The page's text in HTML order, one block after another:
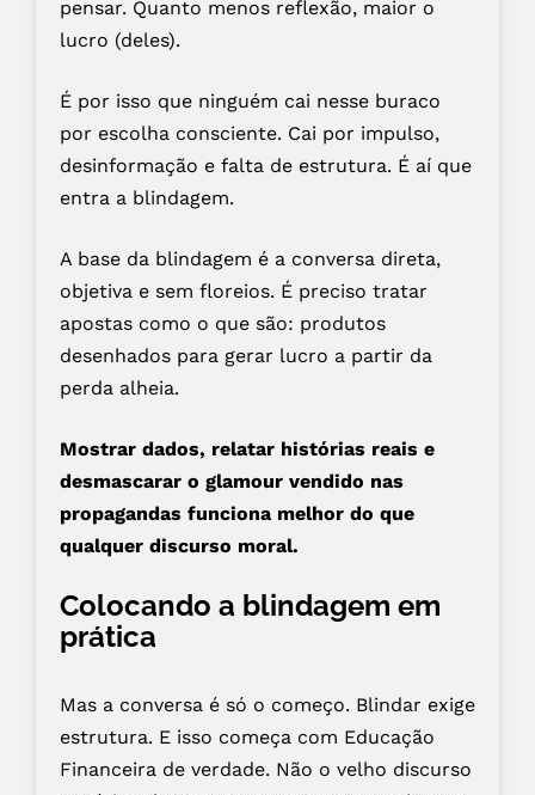
pensar. Quanto menos reflexão, maior o
lucro (deles).
É por isso que ninguém cai nesse buraco
por escolha consciente. Cai por impulso,
desinformação e falta de estrutura. É aí que
entra a blindagem.
A base da blindagem é a conversa direta,
objetiva e sem floreios. É preciso tratar
apostas como o que são: produtos
desenhados para gerar lucro a partir da
perda alheia.
Mostrar dados, relatar histórias reais e
desmascarar o glamour vendido nas
propagandas funciona melhor do que
qualquer discurso moral.
Colocando a blindagem em
prática
Mas a conversa é só o começo. Blindar exige
estrutura. E isso começa com Educação
Financeira de verdade. Não o velho discurso